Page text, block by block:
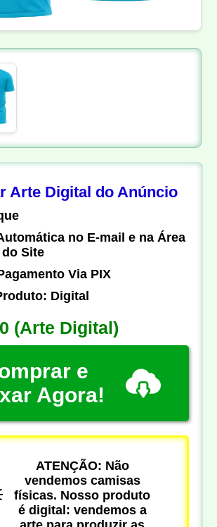
Arte Digital do Anúncio
no E-mail e na Área
Site
Via PIX
Digital
(Arte Digital)
e
Agora!
ATENÇÃO: Não
vendemos camisas
físicas. Nosso produto
é digital: vendemos a